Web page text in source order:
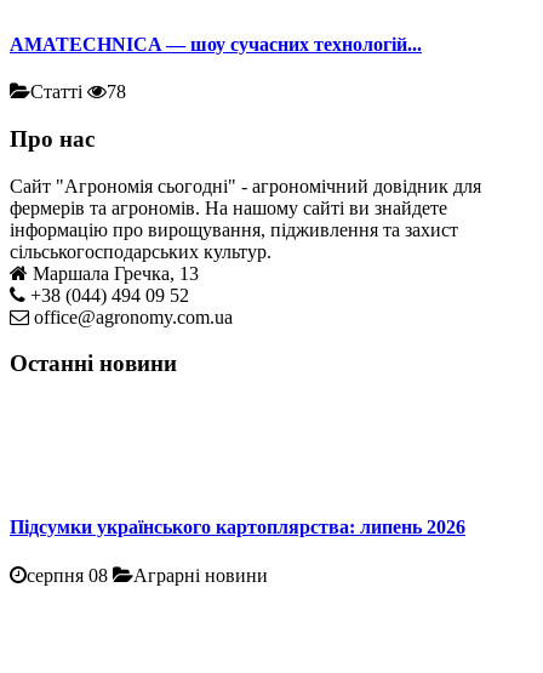
AMATECHNICA — шоу сучасних технологій...
Статті 78
Про нас
Сайт "Агрономія сьогодні" - агрономічний довідник для
фермерів та агрономів. На нашому сайті ви знайдете
інформацію про вирощування, підживлення та захист
сільськогосподарських культур.
Маршала Гречка, 13
+38 (044) 494 09 52
office@agronomy.com.ua
Останні новини
Підсумки українського картоплярства: липень 2026
серпня 08 Аграрні новини